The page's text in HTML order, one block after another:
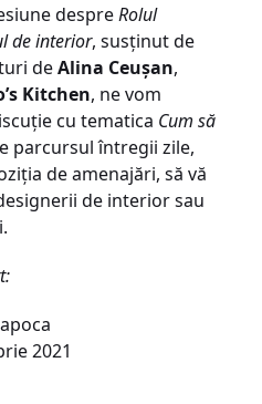
despreRolul
de interior, susținut de
deAlina Ceușan,
Kitchen, ne vom
cu tematica Cum să
parcursul întregii zile,
de amenajări, să vă
de interior sau
2021